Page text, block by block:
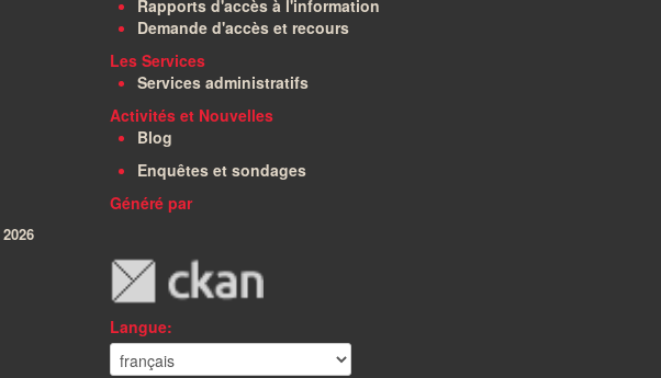
2026
Rapports d'accès à l'information
Demande d'accès et recours
Les Services
Services administratifs
Activités et Nouvelles
Blog
Enquêtes et sondages
Généré par
Langue